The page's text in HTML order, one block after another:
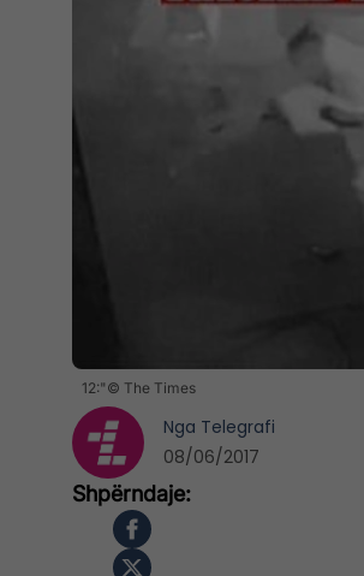
12:"© The Times
Nga Telegrafi
08/06/2017